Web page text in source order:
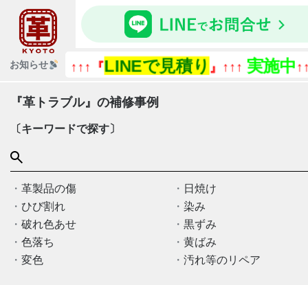
お知らせ
↑↑↑『LINEで見積り』↑↑↑実施中↑↑↑『今
『革トラブル』の補修事例
〔キーワードで探す〕
革製品の傷
日焼け
ひび割れ
染み
破れ色あせ
黒ずみ
色落ち
黄ばみ
変色
汚れ等のリペア